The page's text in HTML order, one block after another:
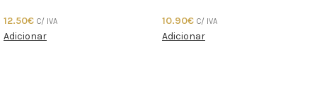
12.50€ C/ IVA
Adicionar
10.90€ C/ IVA
Adicionar